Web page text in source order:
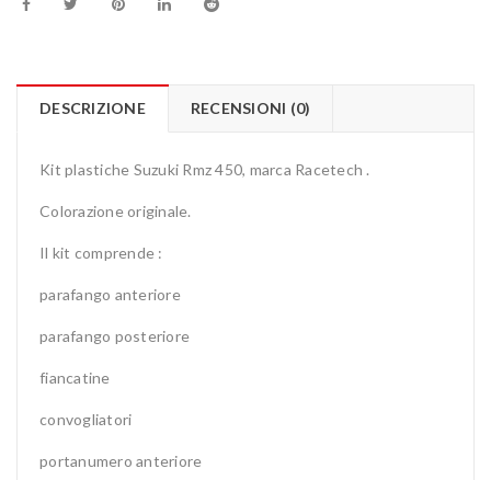
DESCRIZIONE RECENSIONI (0)
Kit plastiche Suzuki Rmz 450, marca Racetech .
Colorazione originale.
Il kit comprende :
parafango anteriore
parafango posteriore
fiancatine
convogliatori
portanumero anteriore